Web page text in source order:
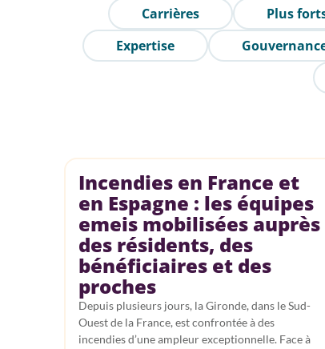
Carrières Plus
Expertise
Incendies en France et
en Espagne : les équipes
emeis mobilisées auprès
des résidents, des
bénéficiaires et des
proches
Depuis plusieurs jours, la Gironde, dans le Sud-
Ouest de la France, est confrontée à des
incendies d’une ampleur exceptionnelle. Face à